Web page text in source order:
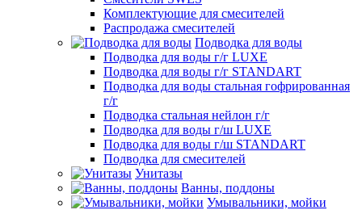
Комплектующие для смесителей
Распродажа смесителей
Подводка для воды
Подводка для воды г/г LUXE
Подводка для воды г/г STANDART
Подводка для воды стальная гофрированная
г/г
Подводка стальная нейлон г/г
Подводка для воды г/ш LUXE
Подводка для воды г/ш STANDART
Подводка для смесителей
Унитазы
Ванны, поддоны
Умывальники, мойки